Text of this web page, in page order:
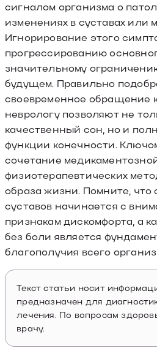
сигналом организма о
изменениях в суставах или
Игнорирование этого
прогрессированию
значительному
будущем. Правильно
своевременное обращение
неврологу позволяют не
качественный сон, но и
функции конечности.
сочетание
физиотерапевтических
образа жизни. Помните, что
суставов начинается с
признакам дискомфорта, а
без боли является
благополучия всего
Текст статьи носит
предназначен для
лечения. По вопросам
врачу.